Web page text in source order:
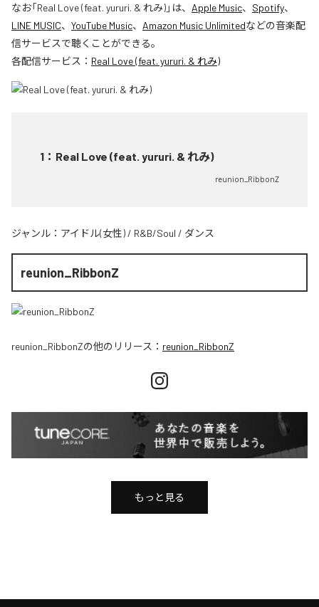
なお「Real Love (feat. yururi. & れみ)」は、 Apple Music、 Spotify、
LINE MUSIC、 YouTube Music、 Amazon Music Unlimitedなどの音楽配
信サービスで聴くことができる。
各配信サービス： Real Love (feat. yururi. & れみ)
1 ： Real Love (feat. yururi. & れみ)
reunion_RibbonZ
ジャンル： アイドル(女性) / R&B/Soul / ダンス
reunion_RibbonZ
reunion_RibbonZの他のリリース： reunion_RibbonZ
もっと見る